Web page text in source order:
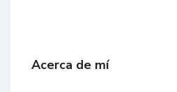
Acerca de mí